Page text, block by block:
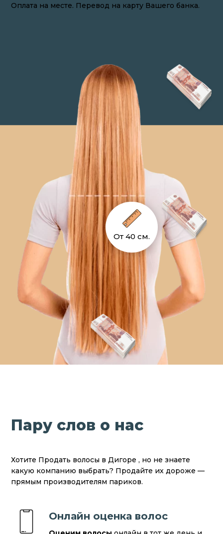
Закупаем волосы онлайн по всей России.
От 40 см.
Пару слов о нас
Хотите Продать волосы в Дигоре , но не знаете
какую компанию выбрать? Продайте их дороже —
прямым производителям париков.
Онлайн оценка волос